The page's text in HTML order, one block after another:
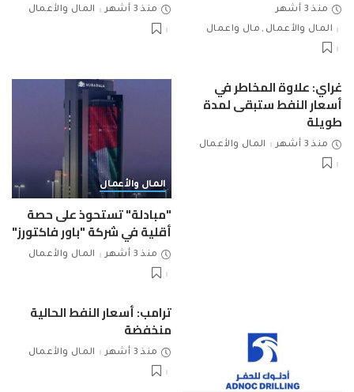
منذ 3 أشهر
المال والأعمال
مال واعمال
منذ 3 أشهر المال والأعمال
غراي: علاوة المخاطر في
أسعار النفط ستبقى لمدة
طويلة
منذ 3 أشهر المال والأعمال
المال والأعمال
"مبادلة" تستحوذ على حصة
أقلية في شركة "باور فاكتورز"
منذ 3 أشهر المال والأعمال
ترامب: أسعار النفط الحالية
منخفضة
منذ 3 أشهر المال والأعمال